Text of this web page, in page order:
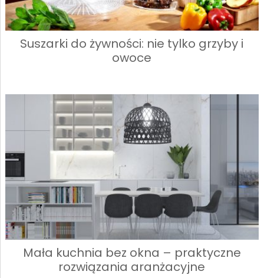
Suszarki do żywności: nie tylko grzyby i
owoce
Mała kuchnia bez okna – praktyczne
rozwiązania aranżacyjne